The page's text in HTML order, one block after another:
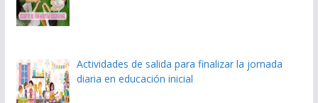
Actividades de salida para finalizar la jornada
diaria en educación inicial